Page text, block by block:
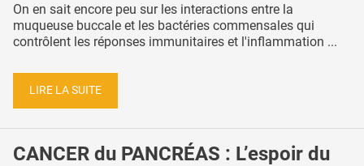
On en sait encore peu sur les interactions entre la
muqueuse buccale et les bactéries commensales qui
contrôlent les réponses immunitaires et l'inflammation ...
LIRE LA SUITE
CANCER du PANCRÉAS : L’espoir du